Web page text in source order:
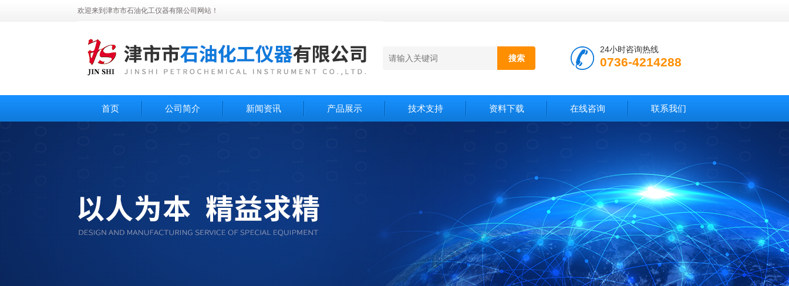
欢迎来到津市市石油化工仪器有限公司网站！
24小时咨询热线
0736-4214288
首页 公司简介 新闻资讯 产品展示 技术支持 资料下载 在线咨询 联系我们